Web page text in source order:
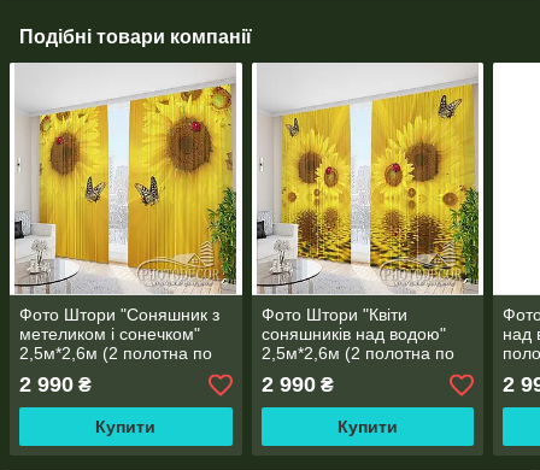
Подібні товари компанії
Фото Штори "Соняшник з
метеликом і сонечком"
2,5м*2,6м (2 полотна по
1,30м)
2 990 ₴
Купити
Фото Штори "Квіти
соняшників над водою"
2,5м*2,6м (2 полотна по
1,30м)
2 990₴
Купити
над
2